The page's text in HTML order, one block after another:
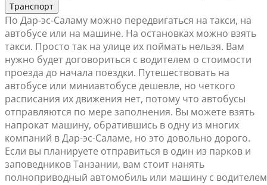
Транспорт
По Дар-эс-Саламу можно передвигаться на такси, на
автобусе или на машине. На остановках можно взять
такси. Просто так на улице их поймать нельзя. Вам
нужно будет договориться с водителем о стоимости
проезда до начала поездки. Путешествовать на
автобусе или миниавтобусе дешевле, но четкого
расписания их движения нет, потому что автобусы
отправляются по мере заполнения. Вы можете взять
напрокат машину, обратившись в одну из многих
компаний в Дар-эс-Саламе, но это довольно дорого.
Если вы планируете отправиться в один из парков и
заповедников Танзании, вам стоит нанять
полноприводный автомобиль или машину с